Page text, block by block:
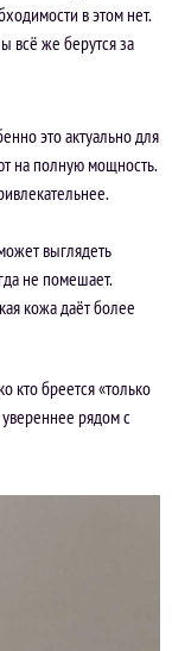
в этом нет.
всё же берутся за
это актуально для
на полную мощность.
выглядеть
не помешает.
кожа даёт более
кто бреется «только
рядом с